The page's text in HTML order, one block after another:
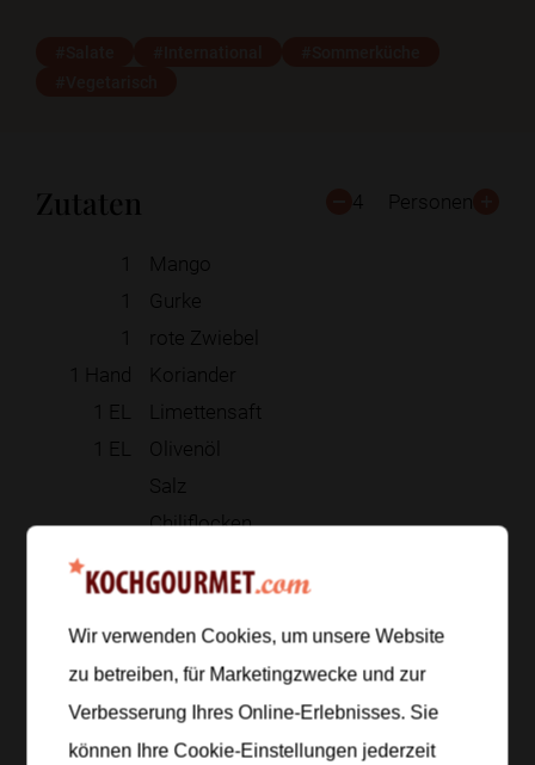
Zutaten 4 Personen
1
Mango
1
Gurke
1
rote Zwiebel
1 Hand
Koriander
1 EL
Limettensaft
1 EL
Olivenöl
Salz
Chiliflocken
Zubereitung
Wir verwenden Cookies, um unsere Website
zu betreiben, für Marketingzwecke und zur
Verbesserung Ihres Online-Erlebnisses. Sie
können Ihre Cookie-Einstellungen jederzeit